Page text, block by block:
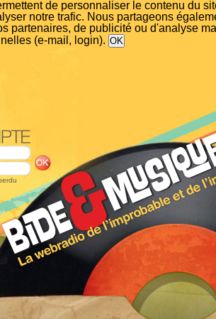
de personnaliser le contenu du
notre trafic. Nous partageons
partenaires, de publicité ou d'analyse
(e-mail, login).